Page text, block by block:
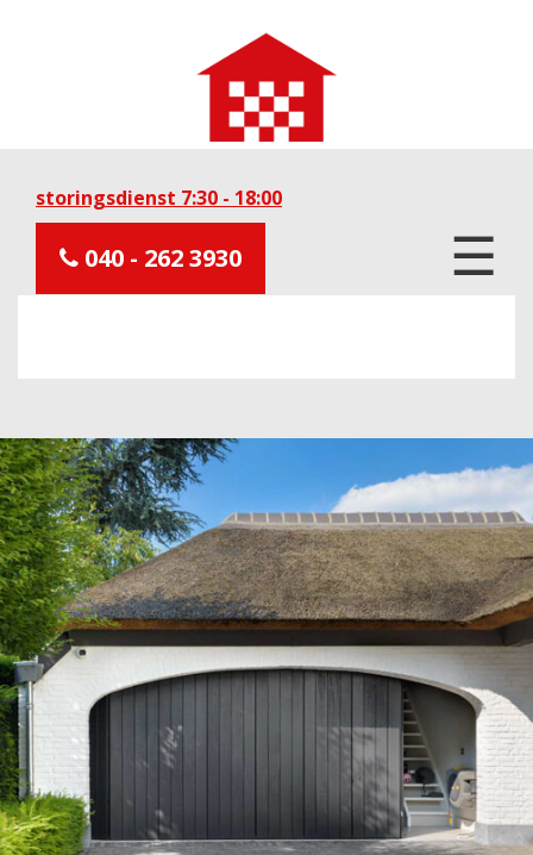
storingsdienst 7:30 - 18:00
040 - 262 3930 ☰